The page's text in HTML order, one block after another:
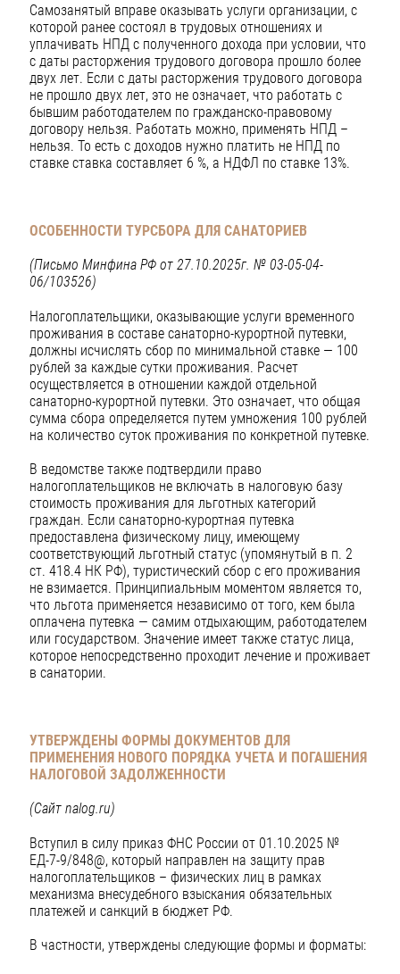
Самозанятый вправе оказывать услуги организации, с
которой ранее состоял в трудовых отношениях и
уплачивать НПД с полученного дохода при условии, что
с даты расторжения трудового договора прошло более
двух лет. Если с даты расторжения трудового договора
не прошло двух лет, это не означает, что работать с
бывшим работодателем по гражданско-правовому
договору нельзя. Работать можно, применять НПД –
нельзя. То есть с доходов нужно платить не НПД по
ставке ставка составляет 6 %, а НДФЛ по ставке 13%.
ОСОБЕННОСТИ ТУРСБОРА ДЛЯ САНАТОРИЕВ
(Письмо Минфина РФ от 27.10.2025г. № 03-05-04-
06/103526)
Налогоплательщики, оказывающие услуги временного
проживания в составе санаторно-курортной путевки,
должны исчислять сбор по минимальной ставке — 100
рублей за каждые сутки проживания. Расчет
осуществляется в отношении каждой отдельной
санаторно-курортной путевки. Это означает, что общая
сумма сбора определяется путем умножения 100 рублей
на количество суток проживания по конкретной путевке.
В ведомстве также подтвердили право
налогоплательщиков не включать в налоговую базу
стоимость проживания для льготных категорий
граждан. Если санаторно-курортная путевка
предоставлена физическому лицу, имеющему
соответствующий льготный статус (упомянутый в п. 2
ст. 418.4 НК РФ), туристический сбор с его проживания
не взимается. Принципиальным моментом является то,
что льгота применяется независимо от того, кем была
оплачена путевка — самим отдыхающим, работодателем
или государством. Значение имеет также статус лица,
которое непосредственно проходит лечение и проживает
в санатории.
УТВЕРЖДЕНЫ ФОРМЫ ДОКУМЕНТОВ ДЛЯ
ПРИМЕНЕНИЯ НОВОГО ПОРЯДКА УЧЕТА И ПОГАШЕНИЯ
НАЛОГОВОЙ ЗАДОЛЖЕННОСТИ
(Сайт nalog.ru)
Вступил в силу приказ ФНС России от 01.10.2025 №
ЕД-7-9/848@, который направлен на защиту прав
налогоплательщиков – физических лиц в рамках
механизма внесудебного взыскания обязательных
платежей и санкций в бюджет РФ.
В частности, утверждены следующие формы и форматы: